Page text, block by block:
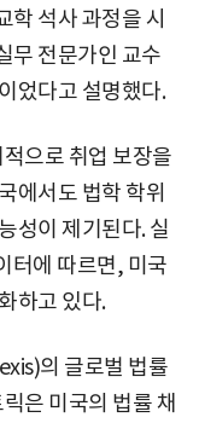
학 석사 과정을 시
무 전문가인 교수
었다고 설명했다.
으로 취업 보장을
에서도 법학 학위
성이 제기된다. 실
터에 따르면, 미국
하고 있다.
의 글로벌 법률
은 미국의 법률 채